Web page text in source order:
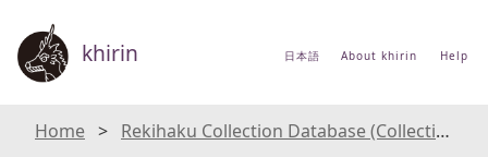
khirin 日本語 About khirin Help
Home Rekihaku Collection Database (Collections Database of the National Museum of Japanese History)